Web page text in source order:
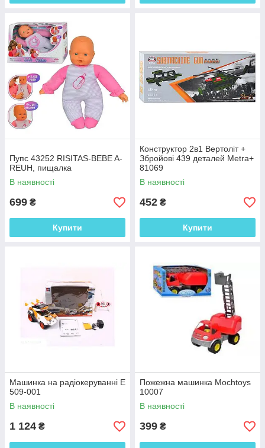
Пупс 43252 RISITAS-BEBE A-
REUH, пищалка
В наявності
699 ₴
Купити
Конструктор 2в1 Вертоліт +
Збройові 439 деталей Metra+
81069
В наявності
452 ₴
Купити
Машинка на радіокеруванні Е
509-001
В наявності
1 124 ₴
Пожежна машинка Mochtoys
10007
В наявності
399 ₴